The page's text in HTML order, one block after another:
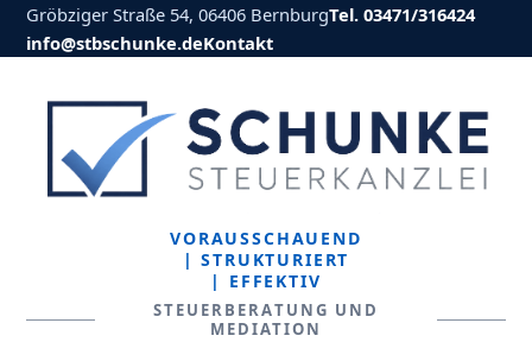
Gröbziger Straße 54, 06406 BernburgTel. 03471/316424
info@stbschunke.deKontakt
VORAUSSCHAUEND
| STRUKTURIERT
| EFFEKTIV
STEUERBERATUNG UND
MEDIATION